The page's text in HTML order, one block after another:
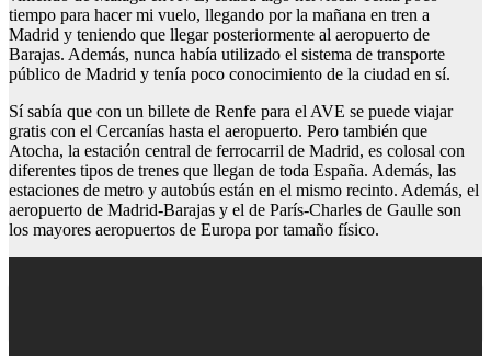
tiempo para hacer mi vuelo, llegando por la mañana en tren a
Madrid y teniendo que llegar posteriormente al aeropuerto de
Barajas. Además, nunca había utilizado el sistema de transporte
público de Madrid y tenía poco conocimiento de la ciudad en sí.
Sí sabía que con un billete de Renfe para el AVE se puede viajar
gratis con el Cercanías hasta el aeropuerto. Pero también que
Atocha, la estación central de ferrocarril de Madrid, es colosal con
diferentes tipos de trenes que llegan de toda España. Además, las
estaciones de metro y autobús están en el mismo recinto. Además, el
aeropuerto de Madrid-Barajas y el de París-Charles de Gaulle son
los mayores aeropuertos de Europa por tamaño físico.